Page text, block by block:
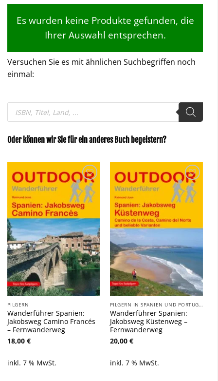
Es wurden keine Produkte gefunden, die
Ihrer Auswahl entsprechen.
Versuchen Sie es mit ähnlichen Suchbegriffen noch
einmal:
Products
search
Oder können wir Sie für ein anderes Buch begeistern?
Zu
Wunschliste
hinzufügen
PILGERN
Wanderführer Spanien:
Jakobsweg Camino Francés
– Fernwanderweg
18,00 €
inkl. 7 % MwSt.
Zu
Wunschliste
hinzufügen
PILGERN IN SPANIEN UND PORTUGAL
Wanderführer Spanien:
Jakobsweg Küstenweg –
Fernwanderweg
20,00 €
inkl. 7 % MwSt.